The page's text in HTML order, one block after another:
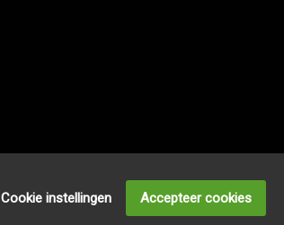
ONDERNEMERS LOGIN
Cookie instellingen Accepteer cookies